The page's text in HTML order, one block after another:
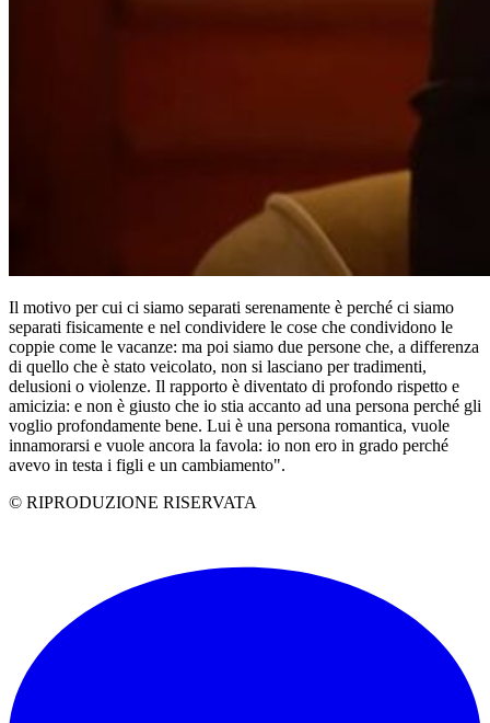
Il motivo per cui ci siamo separati serenamente è perché ci siamo
separati fisicamente e nel condividere le cose che condividono le
coppie come le vacanze: ma poi siamo due persone che, a differenza
di quello che è stato veicolato, non si lasciano per tradimenti,
delusioni o violenze. Il rapporto è diventato di profondo rispetto e
amicizia: e non è giusto che io stia accanto ad una persona perché gli
voglio profondamente bene. Lui è una persona romantica, vuole
innamorarsi e vuole ancora la favola: io non ero in grado perché
avevo in testa i figli e un cambiamento".
© RIPRODUZIONE RISERVATA